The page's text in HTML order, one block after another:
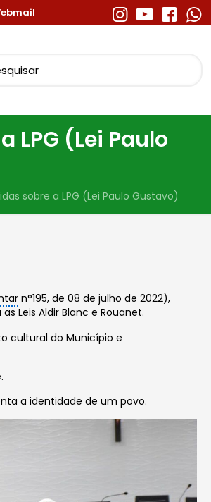
(Lei Paulo
sobre a LPG (Lei Paulo Gustavo)
n°195, de 08 de julho de 2022),
Leis Aldir Blanc e Rouanet.
cultural do Município e
a identidade de um povo.